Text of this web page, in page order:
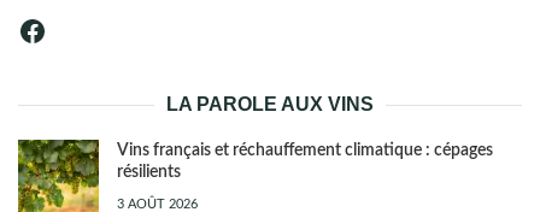
Facebook
LA PAROLE AUX VINS
Vins français et réchauffement climatique : cépages
résilients
3 AOÛT 2026